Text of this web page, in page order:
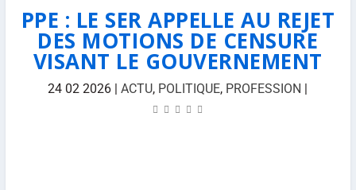
PPE : LE SER APPELLE AU REJET
DES MOTIONS DE CENSURE
VISANT LE GOUVERNEMENT
24 02 2026 |ACTU, POLITIQUE, PROFESSION |